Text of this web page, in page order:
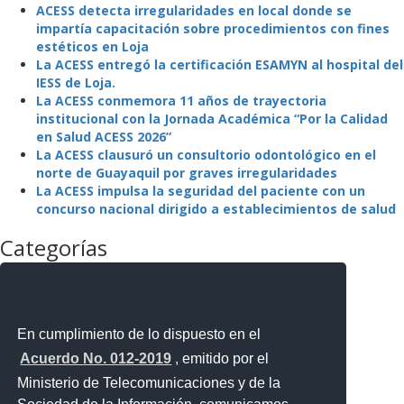
En cumplimiento de lo dispuesto en el
Acuerdo No. 012-2019 , emitido por el
Ministerio de Telecomunicaciones y de la
ACESS detecta irregularidades en local donde se
impartía capacitación sobre procedimientos con fines
estéticos en Loja
La ACESS entregó la certificación ESAMYN al hospital del
IESS de Loja.
La ACESS conmemora 11 años de trayectoria
institucional con la Jornada Académica “Por la Calidad
en Salud ACESS 2026”
La ACESS clausuró un consultorio odontológico en el
norte de Guayaquil por graves irregularidades
La ACESS impulsa la seguridad del paciente con un
concurso nacional dirigido a establecimientos de salud
Categorías
Noticias
Noticias Destacadas
Programas y Servicios
Sin categoría